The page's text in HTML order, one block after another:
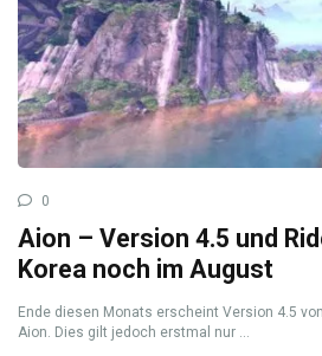
0
Aion – Version 4.5 und
Korea noch im August
Ende diesen Monats erscheint Version 4.5
Aion. Dies gilt jedoch erstmal nur ...